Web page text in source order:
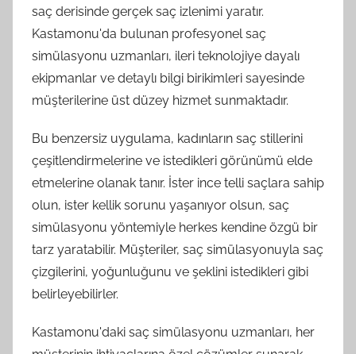
saç derisinde gerçek saç izlenimi yaratır.
Kastamonu'da bulunan profesyonel saç
simülasyonu uzmanları, ileri teknolojiye dayalı
ekipmanlar ve detaylı bilgi birikimleri sayesinde
müşterilerine üst düzey hizmet sunmaktadır.
Bu benzersiz uygulama, kadınların saç stillerini
çeşitlendirmelerine ve istedikleri görünümü elde
etmelerine olanak tanır. İster ince telli saçlara sahip
olun, ister kellik sorunu yaşanıyor olsun, saç
simülasyonu yöntemiyle herkes kendine özgü bir
tarz yaratabilir. Müşteriler, saç simülasyonuyla saç
çizgilerini, yoğunluğunu ve şeklini istedikleri gibi
belirleyebilirler.
Kastamonu'daki saç simülasyonu uzmanları, her